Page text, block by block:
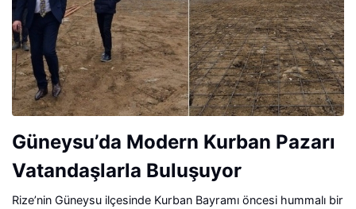
Güneysu’da Modern Kurban Pazarı
Vatandaşlarla Buluşuyor
Rize’nin Güneysu ilçesinde Kurban Bayramı öncesi hummalı bir